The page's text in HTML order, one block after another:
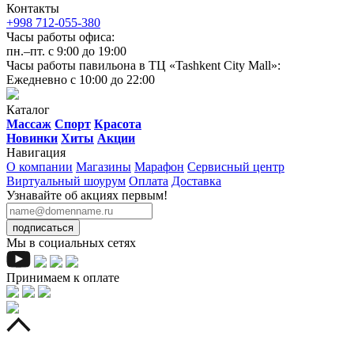
Контакты
+998 712-055-380
Часы работы офиса:
пн.–пт. с 9:00 до 19:00
Часы работы павильона в ТЦ «Tashkent City Mall»:
Ежедневно с 10:00 до 22:00
Каталог
Массаж Спорт Красота
Новинки Хиты Акции
Навигация
О компании Магазины Марафон Сервисный центр
Виртуальный шоурум Оплата Доставка
Узнавайте об акциях первым!
подписаться
Мы в социальных сетях
Принимаем к оплате